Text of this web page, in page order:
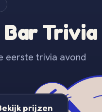
Bar
eerste trivia avond
prijzen